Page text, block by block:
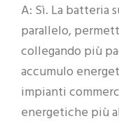
A: Sì. La batteria
parallelo,
collegando più
accumulo
impianti
energetiche più